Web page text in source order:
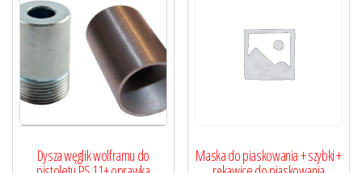
Dysza węglik wolframu do Maska do piaskowania + szybki +